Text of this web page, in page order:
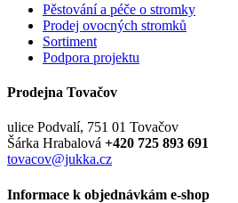
Pěstování a péče o stromky
Prodej ovocných stromků
Sortiment
Podpora projektu
Prodejna Tovačov
ulice Podvalí, 751 01 Tovačov
Šárka Hrabalová +420 725 893 691
tovacov@jukka.cz
Informace k objednávkám e-shop